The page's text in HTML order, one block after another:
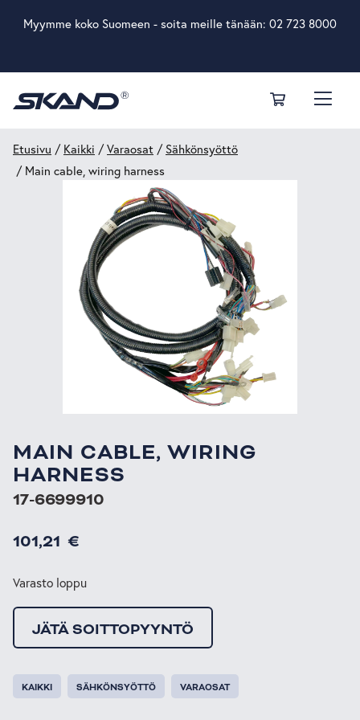
Myymme koko Suomeen - soita meille tänään: 02 723 8000
Etusivu / Kaikki /Varaosat / Sähkönsyöttö
/ Main cable, wiring harness
MAIN CABLE, WIRING
HARNESS
17-6699910
101,21 €
Varasto loppu
JÄTÄ SOITTOPYYNTÖ
KAIKKI SÄHKÖNSYÖTTÖ VARAOSAT